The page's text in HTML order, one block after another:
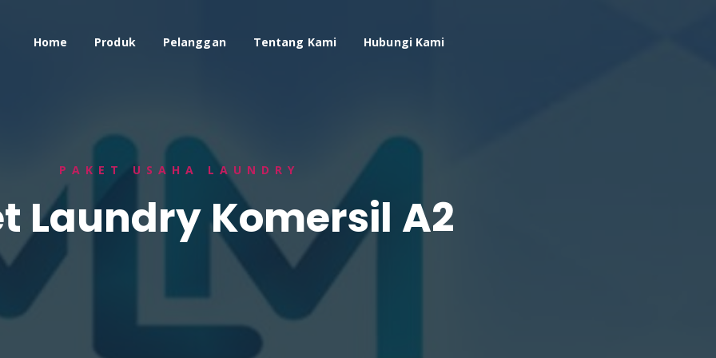
Home Produk Pelanggan Tentang Kami Hubungi Kami
PAKET USAHA LAUNDRY
Laundry Komersil A2